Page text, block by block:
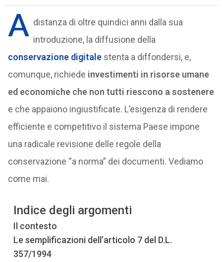
A distanza di oltre quindici anni dalla sua
introduzione, la diffusione della
conservazione digitalestenta a diffondersi, e,
comunque, richiede investimenti in risorse umane
ed economiche che non tutti riescono a sostenere
e che appaiono ingiustificate. L’esigenza di rendere
efficiente e competitivo il sistema Paese impone
una radicale revisione delle regole della
conservazione “a norma” dei documenti. Vediamo
come mai.
Indice degli argomenti
Il contesto
Le semplificazioni dell’articolo 7 del D.L.
357/1994